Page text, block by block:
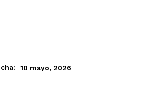
10 mayo, 2026